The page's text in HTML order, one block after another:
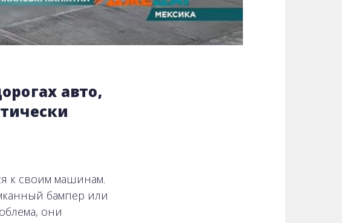
авто,
к своим машинам.
бампер или
они